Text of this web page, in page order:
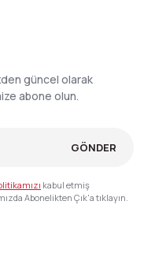
güncel olarak
abone olun.
GÖNDER
kabul etmiş
Abonelikten Çık'a tıklayın.